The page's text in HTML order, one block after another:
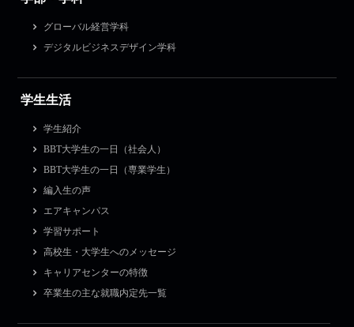
グローバル経営学科
デジタルビジネスデザイン学科
学生生活
学生紹介
BBT大学生の一日（社会人）
BBT大学生の一日（専業学生）
編入生の声
エアキャンパス
学習サポート
高校生・大学生へのメッセージ
キャリアセンターの特徴
卒業生の主な就職内定先一覧